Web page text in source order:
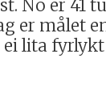
No er 41
er målet
lita fyrlykt